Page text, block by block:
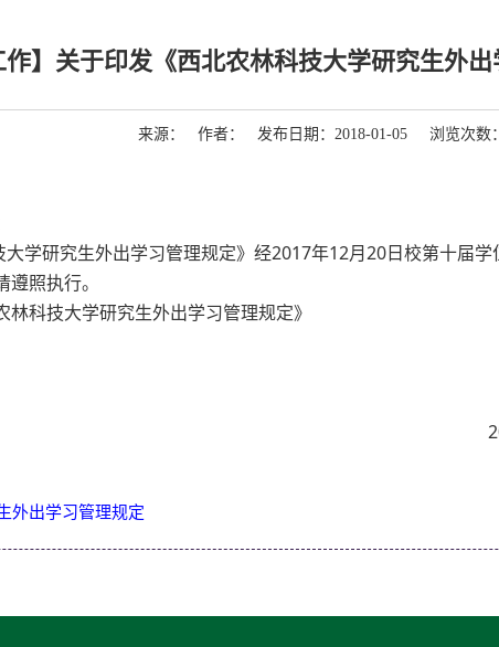
作】关于印发《西北农林科技大学研究生外
来源： 作者： 发布日期：2018-01-05 浏览次数：
学研究生外出学习管理规定》经2017年12月20日校第十届学
照执行。
科技大学研究生外出学习管理规定》
究生
年1月4
外出学习管理规定